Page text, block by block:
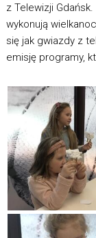
z Telewizji
wykonują
się jak gwiazdy z
emisję programy,